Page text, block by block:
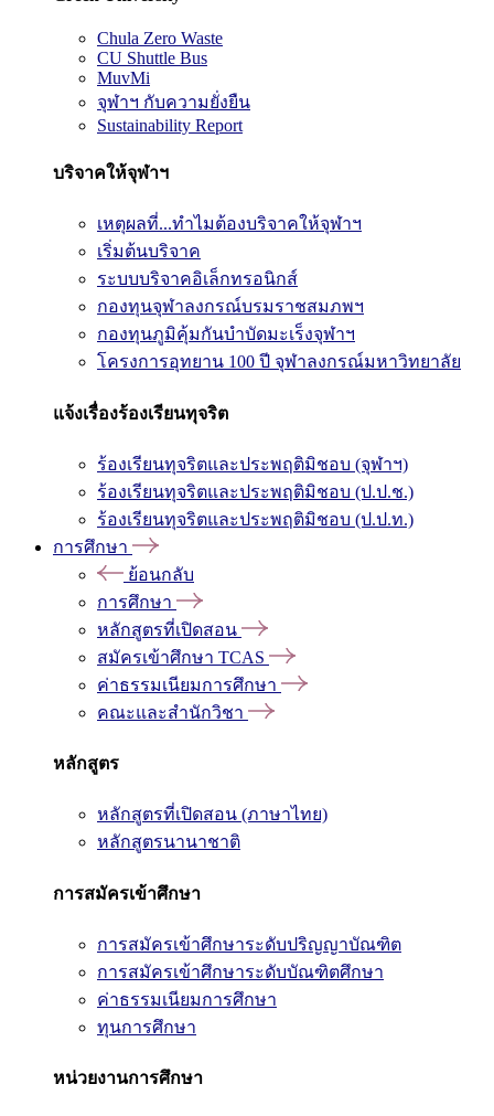
Chula Zero Waste
CU Shuttle Bus
MuvMi
จุฬาฯ กับความยั่งยืน
Sustainability Report
บริจาคให้จุฬาฯ
เหตุผลที่...ทำไมต้องบริจาคให้จุฬาฯ
เริ่มต้นบริจาค
ระบบบริจาคอิเล็กทรอนิกส์
กองทุนจุฬาลงกรณ์บรมราชสมภพฯ
กองทุนภูมิคุ้มกันบำบัดมะเร็งจุฬาฯ
โครงการอุทยาน 100 ปี จุฬาลงกรณ์มหาวิทยาลัย
แจ้งเรื่องร้องเรียนทุจริต
ร้องเรียนทุจริตและประพฤติมิชอบ (จุฬาฯ)
ร้องเรียนทุจริตและประพฤติมิชอบ (ป.ป.ช.)
ร้องเรียนทุจริตและประพฤติมิชอบ (ป.ป.ท.)
การศึกษา
ย้อนกลับ
การศึกษา
หลักสูตรที่เปิดสอน
สมัครเข้าศึกษา TCAS
ค่าธรรมเนียมการศึกษา
คณะและสำนักวิชา
หลักสูตร
หลักสูตรที่เปิดสอน (ภาษาไทย)
หลักสูตรนานาชาติ
การสมัครเข้าศึกษา
การสมัครเข้าศึกษาระดับปริญญาบัณฑิต
การสมัครเข้าศึกษาระดับบัณฑิตศึกษา
ค่าธรรมเนียมการศึกษา
ทุนการศึกษา
หน่วยงานการศึกษา